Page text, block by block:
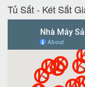
Tủ Sắt - Két Sắt